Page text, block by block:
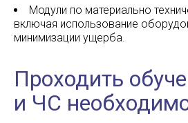
Модули по материально
включая использование
минимизации ущерба.
Проходить
и ЧС